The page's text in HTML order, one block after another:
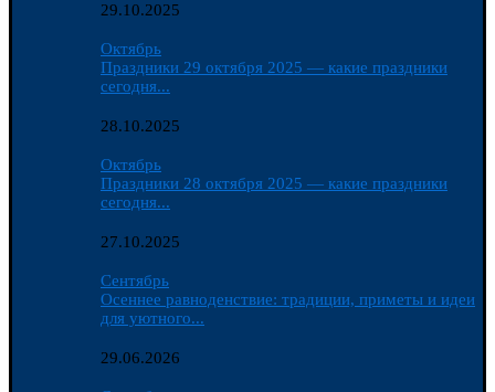
29.10.2025
Октябрь
Праздники 29 октября 2025 — какие праздники
сегодня...
28.10.2025
Октябрь
Праздники 28 октября 2025 — какие праздники
сегодня...
27.10.2025
Сентябрь
Осеннее равноденствие: традиции, приметы и идеи
для уютного...
29.06.2026